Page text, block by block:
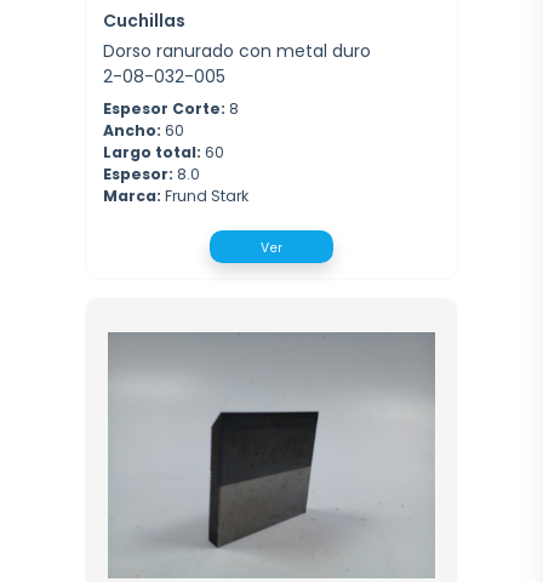
Cuchillas
Dorso ranurado con metal duro
2-08-032-005
Espesor Corte: 8
Ancho: 60
Largo total: 60
Espesor: 8.0
Marca: Frund Stark
Ver